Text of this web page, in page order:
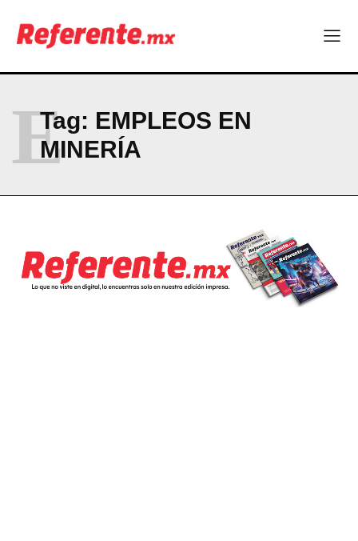
CONTACT
PRIVACY POLICY
NEWSLETTER
Tag: EMPLEOS EN
MINERÍA
E